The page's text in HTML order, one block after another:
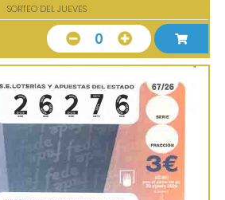
SORTEO DEL JUEVES
0